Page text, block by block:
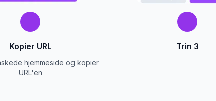
Kopier URL
hjemmeside og kopier
URL'en
Trin 3